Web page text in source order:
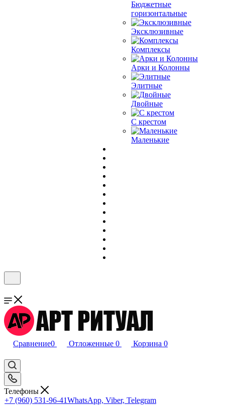
Бюджетные
горизонтальные
Эксклюзивные
Комплексы
Арки и Колонны
Элитные
Двойные
С крестом
Маленькие
Сравнение0 Отложенные 0 Корзина 0
Телефоны
+7 (960) 531-96-41WhatsApp, Viber, Telegram